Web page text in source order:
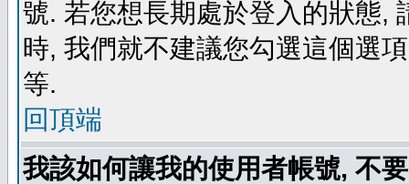
號. 若您想長期處於登入的狀態,
時, 我們就不建議您勾選這個選
等.
回頂端
我該如何讓我的使用者帳號, 不